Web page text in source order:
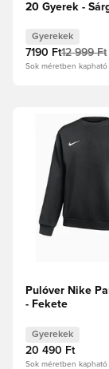
20 Gyerek -
Gyerekek
7190 Ft12 999 Ft
Sok méretben kapható
Megnyit egy
Pulóver Nike
- Fekete
Gyerekek
20 490 Ft
Sok méretben kapható